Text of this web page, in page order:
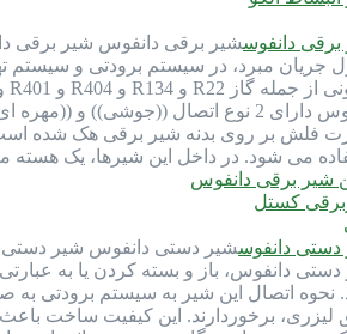
دانفوسشیر برقی دانفوس شیر برقی
جریان مبرد، در سیستم برودتی و
دانفوس دارای 2 نوع اتصال
فلش بر روی بدنه شیر برقی هک شده
می شود. در داخل این شیرها، یک هسته
شیر برقی دانفوس
کستل
دستی دانفوسشیر دستی دانفوس شیر دستی
دستی دانفوس، باز و بسته کردن یا به
لیزری، برخوردارند. این کیفیت ساخت